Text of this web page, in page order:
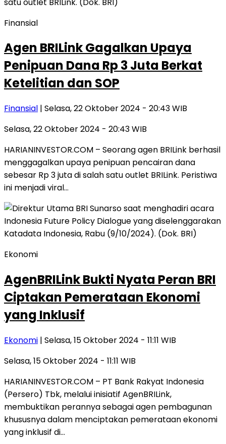
Finansial
Agen BRILink Gagalkan Upaya
Penipuan Dana Rp 3 Juta Berkat
Ketelitian dan SOP
Finansial | Selasa, 22 Oktober 2024 - 20:43 WIB
Selasa, 22 Oktober 2024 - 20:43 WIB
HARIANINVESTOR.COM – Seorang agen BRILink berhasil
menggagalkan upaya penipuan pencairan dana
sebesar Rp 3 juta di salah satu outlet BRILink. Peristiwa
ini menjadi viral…
Ekonomi
AgenBRILink Bukti Nyata Peran BRI
Ciptakan Pemerataan Ekonomi
yang Inklusif
Ekonomi | Selasa, 15 Oktober 2024 - 11:11 WIB
Selasa, 15 Oktober 2024 - 11:11 WIB
HARIANINVESTOR.COM – PT Bank Rakyat Indonesia
(Persero) Tbk, melalui inisiatif AgenBRILink,
membuktikan perannya sebagai agen pembagunan
khususnya dalam menciptakan pemerataan ekonomi
yang inklusif di…